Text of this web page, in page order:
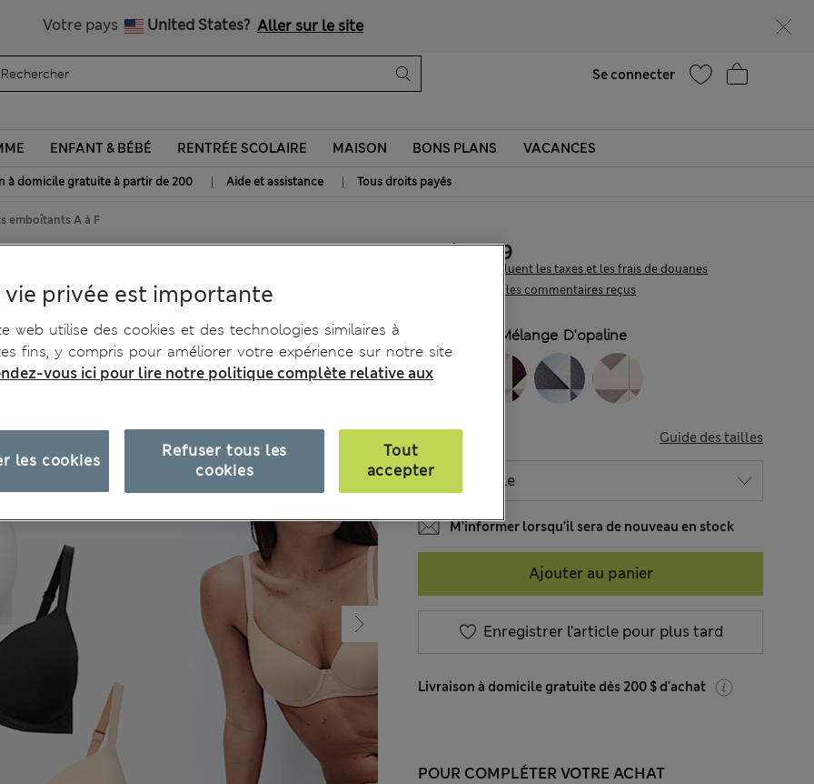
Votre pays United States? Aller sur le site
Se connecter
ENFANT & BÉBÉ RENTRÉE SCOLAIRE MAISON BONS PLANS VACANCES
à domicile gratuite à partir de 200 | Aide et assistance | Tous droits payés
emboîtants A à F
à armatures, 2.156 les commentaires reçus
CA$59,99
Tous les prix incluent les taxes et les frais de douanes
Mélange D'opaline
Guide des tailles
M’informer lorsqu’il sera de nouveau en stock
Ajouter au panier
Enregistrer l’article pour plus tard
Livraison à domicile gratuite dès 200 $ d'achat
POUR COMPLÉTER VOTRE ACHAT
vie privée est importante
web utilise des cookies et des technologies similaires à
fins, y compris pour améliorer votre expérience sur notre site
vous ici pour lire notre politique complète relative aux
Refuser tous les
cookies
Tout
accepter
les cookies